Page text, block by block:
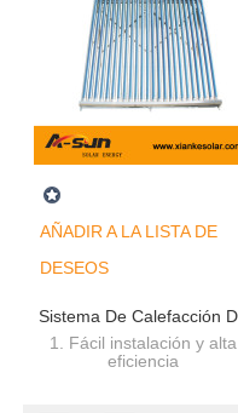
AÑADIR A LA LISTA DE
DESEOS
Sistema De Calefacción
Agua Solar Activo De
Circulación Natural Sin
1. Fácil instalación y alta
eficiencia